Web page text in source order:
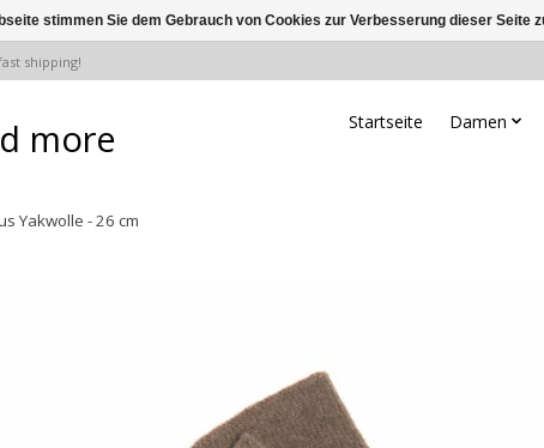
shipping!
more Startseite Damen
Yakwolle - 26 cm
stimmen Sie dem Gebrauch von Cookies zur Verbesserung dieser Seite